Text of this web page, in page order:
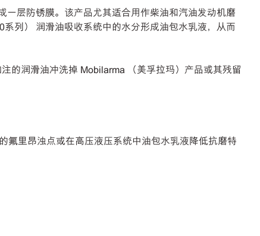
层防锈膜。该产品尤其适合用作柴油和汽油发动机磨
列） 润滑油吸收系统中的水分形成油包水乳液，从而
的润滑油冲洗掉 Mobilarma （美孚拉玛）产品或其残留
氟里昂浊点或在高压液压系统中油包水乳液降低抗磨特